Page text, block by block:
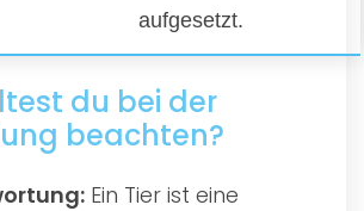
aufgesetzt.
du bei der
beachten?
Ein Tier ist eine